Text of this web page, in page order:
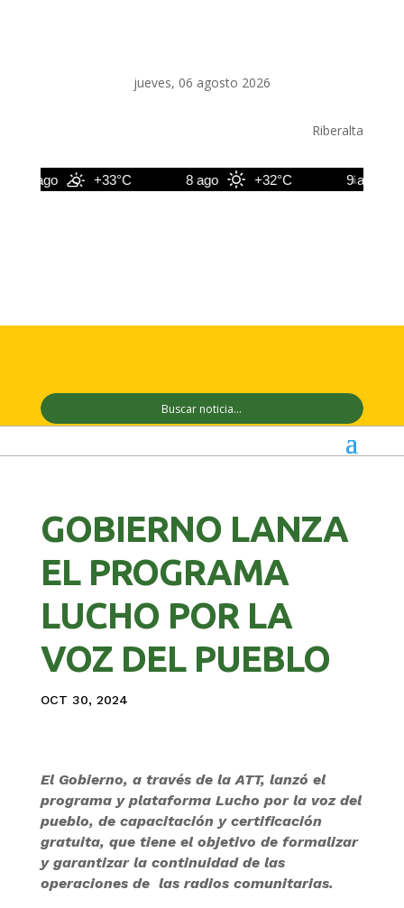
jueves, 06 agosto 2026
Riberalta
+33°C 8 ago +32°C 9 ago
GOBIERNO LANZA
EL PROGRAMA
LUCHO POR LA
VOZ DEL PUEBLO
OCT 30, 2024
El Gobierno, a través de la ATT, lanzó el
programa y plataforma Lucho por la voz del
pueblo, de capacitación y certificación
gratuita, que tiene el objetivo de formalizar
y garantizar la continuidad de las
operaciones de las radios comunitarias.